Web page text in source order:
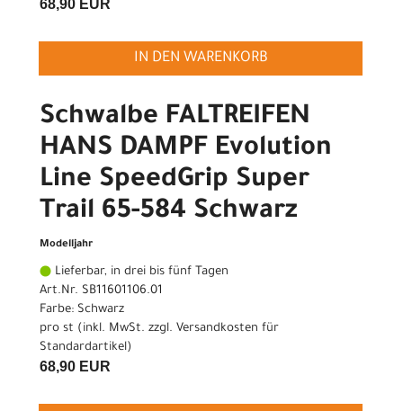
68,90 EUR
IN DEN WARENKORB
Schwalbe FALTREIFEN
HANS DAMPF Evolution
Line SpeedGrip Super
Trail 65-584 Schwarz
Modelljahr
Lieferbar, in drei bis fünf Tagen
Art.Nr. SB11601106.01
Farbe: Schwarz
pro st (inkl. MwSt. zzgl. Versandkosten für
Standardartikel)
68,90 EUR